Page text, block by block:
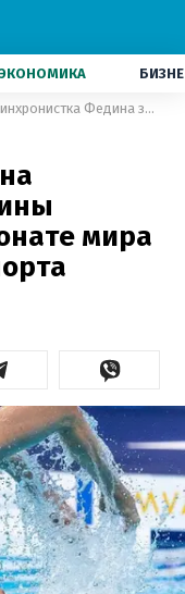
ЭКОНОМИКА
Синхронистка Федина завоевала для Украины "серебро" на чемпионате мира по водным видам спорта
мира